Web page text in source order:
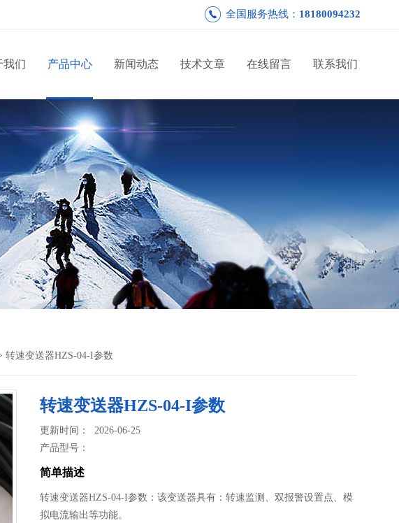
全国服务热线： 18180094232
我们 产品中心 新闻动态 技术文章 在线留言 联系我们
转速变送器HZS-04-I参数
转速变送器HZS-04-I参数
更新时间： 2026-06-25
产品型号：
简单描述
转速变送器HZS-04-I参数：该变送器具有：转速监测、双报警设置点、模
拟电流输出等功能。